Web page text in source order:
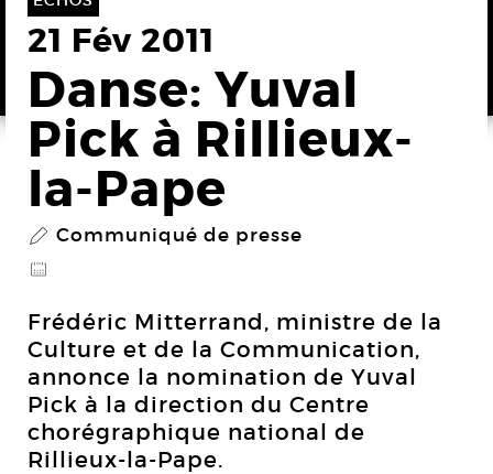
21 Fév 2011
Danse: Yuval
Pick à Rillieux-
la-Pape
P Communiqué de presse
@
Frédéric Mitterrand, ministre de la
Culture et de la Communication,
annonce la nomination de Yuval
Pick à la direction du Centre
chorégraphique national de
Rillieux-la-Pape.